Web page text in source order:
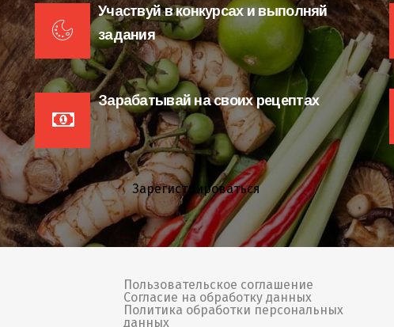
Участвуй в конкурсах и выполняй
задания
Зарабатывай на своих рецептах
Зарегистрироваться
Пользовательское соглашение
Согласие на обработку данных
Политика обработки персональных
данных